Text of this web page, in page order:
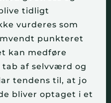
tidligt
vurderes som
punkteret
kan medføre
af selvværd og
tendens til, at jo
bliver optaget i et